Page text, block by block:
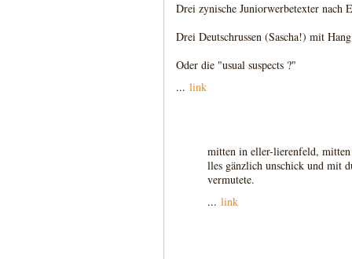
Drei zynische Juniorwerbetexter nach
Drei Deutschrussen (Sascha!) mit
Oder die "usual suspects ?"
... link
mitten in eller-lierenfeld,
lles gänzlich unschick und mit
vermutete.
... link